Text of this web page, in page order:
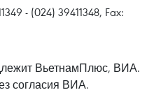
- (024) 39411348, Fax:
ВьетнамПлюс, ВИА.
согласия ВИА.